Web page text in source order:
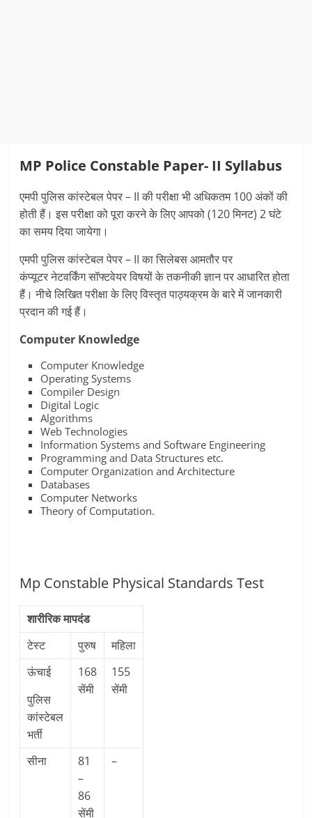
MP Police Constable Paper- II Syllabus
एमपी पुलिस कांस्टेबल पेपर – II की परीक्षा भी अधिकतम 100 अंकों की
होती हैं। इस परीक्षा को पूरा करने के लिए आपको (120 मिनट) 2 घंटे
का समय दिया जायेगा।
एमपी पुलिस कांस्टेबल पेपर – II का सिलेबस आमतौर पर
कंप्यूटर नेटवर्किंग सॉफ्टवेयर विषयों के तकनीकी ज्ञान पर आधारित होता
हैं। नीचे लिखित परीक्षा के लिए विस्तृत पाठ्यक्रम के बारे में जानकारी
प्रदान की गई हैं।
Computer Knowledge
Computer Knowledge
Operating Systems
Compiler Design
Digital Logic
Algorithms
Web Technologies
Information Systems and Software Engineering
Programming and Data Structures etc.
Computer Organization and Architecture
Databases
Computer Networks
Theory of Computation.
Mp Constable Physical Standards Test
शारीरिक मापदंड
टेस्ट
पुरुष
महिला
ऊंचाई
पुलिस
कांस्टेबल
भर्ती
168
सेंमी
155
सेंमी
सीना
81
–
86
सेंमी
–